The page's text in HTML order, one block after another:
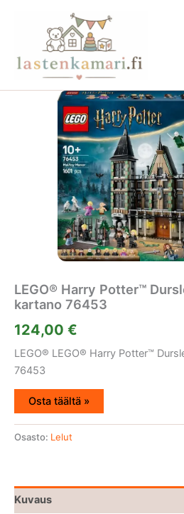
LEGO® Harry Potter™
kartano 76453
124,00 €
LEGO® LEGO® Harry Potter™
76453
Osta täältä »
Osasto: Lelut
Kuvaus